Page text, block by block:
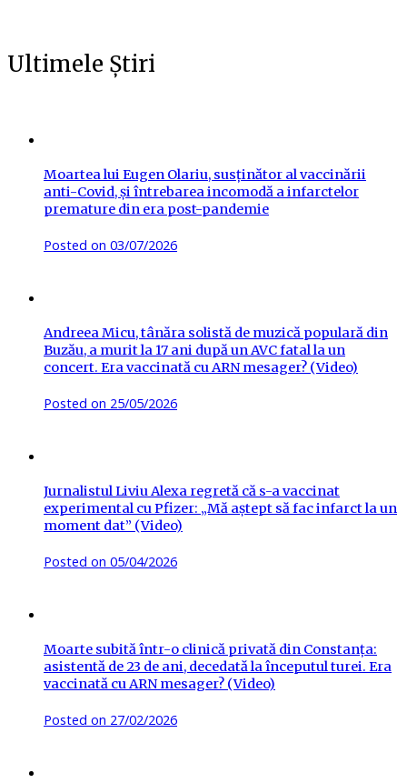
Ultimele Știri
Moartea lui Eugen Olariu, susținător al vaccinării
anti-Covid, și întrebarea incomodă a infarctelor
premature din era post-pandemie
Posted on 03/07/2026
Andreea Micu, tânăra solistă de muzică populară din
Buzău, a murit la 17 ani după un AVC fatal la un
concert. Era vaccinată cu ARN mesager? (Video)
Posted on 25/05/2026
Jurnalistul Liviu Alexa regretă că s-a vaccinat
experimental cu Pfizer: „Mă aștept să fac infarct la un
moment dat” (Video)
Posted on 05/04/2026
Moarte subită într-o clinică privată din Constanța:
asistentă de 23 de ani, decedată la începutul turei. Era
vaccinată cu ARN mesager? (Video)
Posted on 27/02/2026